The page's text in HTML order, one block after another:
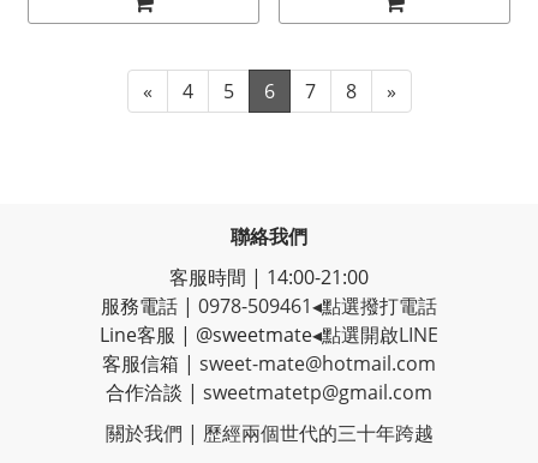
« 4 5 6 7 8 »
聯絡我們
客服時間 | 14:00-21:00
服務電話 | 0978-509461◂點選撥打電話
Line客服 | @sweetmate◂點選開啟LINE
客服信箱 | sweet-mate@hotmail.com
合作洽談 | sweetmatetp@gmail.com
關於我們 | 歷經兩個世代的三十年跨越